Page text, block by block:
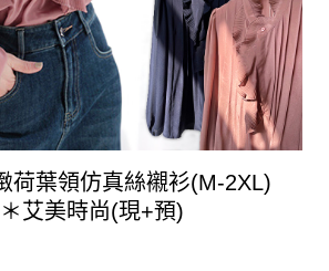
荷葉領仿真絲襯衫(M-2XL)
＊艾美時尚(現+預)